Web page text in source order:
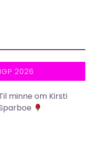
2026
minne om Kirsti